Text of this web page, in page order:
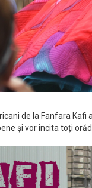
de la Fanfara Kafi
și vor incita toți